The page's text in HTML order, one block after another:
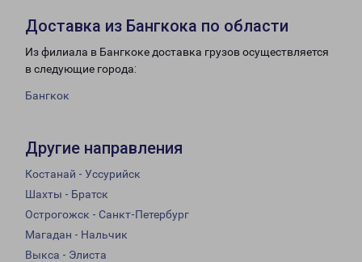
Доставка из Бангкока по области
Из филиала в Бангкоке доставка грузов осуществляется
в следующие города:
Бангкок
Другие направления
Костанай - Уссурийск
Шахты - Братск
Острогожск - Санкт-Петербург
Магадан - Нальчик
Выкса - Элиста